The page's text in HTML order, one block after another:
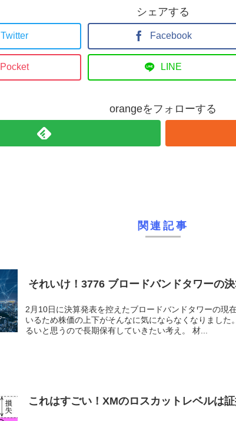
シェアする
Twitter Facebook
Pocket LINE
orangeをフォローする
関連記事
それいけ！3776 ブロードバンドタワーの決
2月10日に決算発表を控えたブロードバンドタワーの現在株価は363円です
いるため株価の上下がそんなに気にならなくなりました。 今後のブロードバンドタワー株見通しは
るいと思うので長期保有していきたい考え。 材...
これはすごい！XMのロスカットレベルは